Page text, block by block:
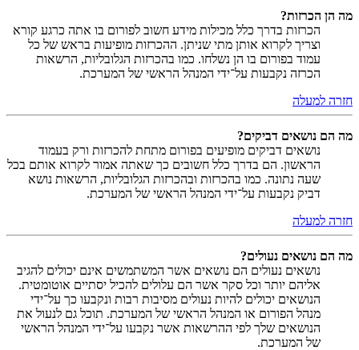
מה הן הכרזות?
הכרזות בדרך כלל מכילות מידע חשוב לפורום בו אתה כרגע קורא
וצריך לקרוא אותן מתי שניתן. ההכרזות מופיעות בראש של כל
עמוד בפורום בו הן נשלחו. כמו בהכרזות הגלובליות, הרשאות
הכרזה נקבעות על־ידי המנהל הראשי של המערכת.
חזרה למעלה
מה הם נושאים דביקים?
נושאים דביקים מופיעים בפורום מתחת להכרזות ורק בעמוד
הראשון. הם בדרך כלל חשובים כך שאתה אמור לקרוא אותם בכל
שעה נתונה. כמו בהכרזות ובהכרזות הגלובליות, הרשאות נושא
דביק נקבעות על־ידי המנהל הראשי של המערכת.
חזרה למעלה
מה הם נושאים נעולים?
נושאים נעולים הם נושאים אשר המשתמשים אינם יכולים להגיב
אליהם יותר וכל סקר אשר הם עלולים להכיל יסתיים אוטומטית.
הנושאים יכולים להיות נעולים מסיבות רבות ונקבעו כך על־ידי
מנהל הפורום או המנהל הראשי של המערכת. תוכל גם לנעול את
הנושאים שלך לפי ההרשאות אשר נקבעו על־ידי המנהל הראשי
של המערכת.